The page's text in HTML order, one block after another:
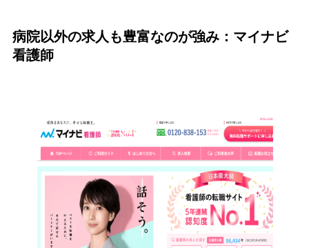
病院以外の求人も豊富なのが強み： マイナビ
看護師